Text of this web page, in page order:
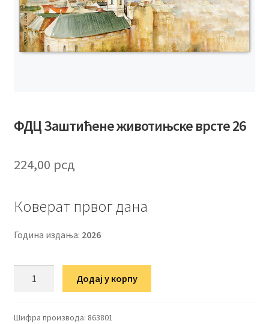
ФДЦ Заштићене животињске врсте 26
224,00 рсд
Коверат првог дана
Година издања: 2026
врсте
Додај у корпу
Шифра производа: 863801